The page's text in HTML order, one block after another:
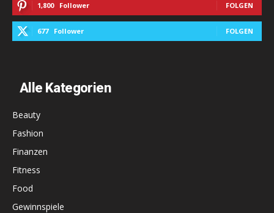
1,800 Follower FOLGEN
677 Follower FOLGEN
Alle Kategorien
Beauty
Fashion
Finanzen
Fitness
Food
Gewinnspiele